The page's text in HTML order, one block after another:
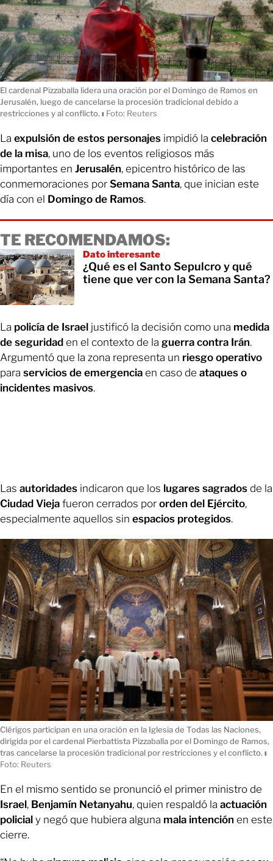
El cardenal Pizzaballa lidera una oración por el Domingo de Ramos en
Jerusalén, luego de cancelarse la procesión tradicional debido a
restricciones y al conflicto. ı Foto: Reuters
La expulsión de estos personajes impidió la celebración
de la misa, uno de los eventos religiosos más
importantes en Jerusalén, epicentro histórico de las
conmemoraciones por Semana Santa, que inician este
día con el Domingo de Ramos.
TE RECOMENDAMOS:
Dato interesante
¿Qué es el Santo Sepulcro y qué
tiene que ver con la Semana Santa?
La policía de Israel justificó la decisión como una medida
de seguridad en el contexto de la guerra contra Irán.
Argumentó que la zona representa un riesgo operativo
para servicios de emergencia en caso de ataques o
incidentes masivos.
Las autoridades indicaron que los lugares sagrados de la
Ciudad Vieja fueron cerrados por orden del Ejército,
especialmente aquellos sin espacios protegidos.
Clérigos participan en una oración en la Iglesia de Todas las Naciones,
dirigida por el cardenal Pierbattista Pizzaballa por el Domingo de Ramos,
tras cancelarse la procesión tradicional por restricciones y el conflicto. ı
Foto: Reuters
En el mismo sentido se pronunció el primer ministro de
Israel, Benjamín Netanyahu, quien respaldó la actuación
policial y negó que hubiera alguna mala intención en este
cierre.